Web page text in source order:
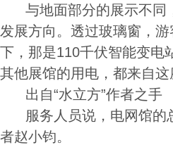
与地面部分的展示不同
发展方向。透过玻璃窗，
下，那是110千伏智能变电
其他展馆的用电，都来自
出自“水立方”作者之手
服务人员说，电网馆的
者赵小钧。